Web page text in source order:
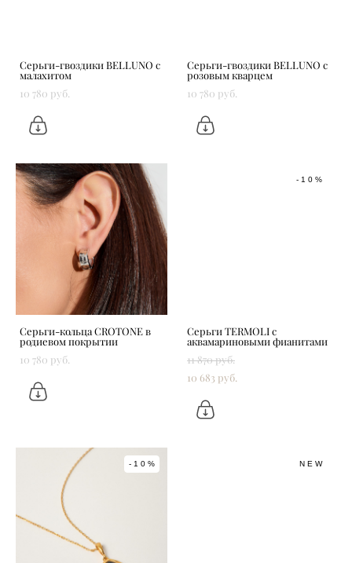
Серьги-гвоздики BELLUNO c
малахитом
10 780 pуб.
Серьги-гвоздики BELLUNO с
розовым кварцем
10 780 pуб.
Серьги-кольца CROTONE в
родиевом покрытии
10 780 pуб.
-10%
Серьги TERMOLI с
аквамариновыми фианитами
11 870 pуб.
10 683 pуб.
-10% NEW